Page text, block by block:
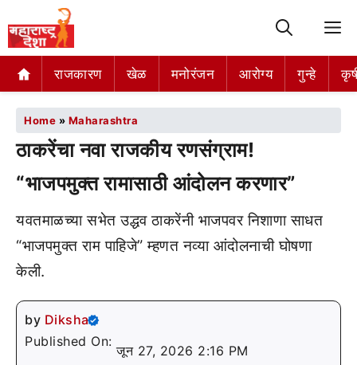
राजकारण खेळ मनोरंजन आरोग्य गुन्हे
Home » Maharashtra
ठाकरेंचा नवा राजकीय रणसंग्राम!
“भाजपमुक्त रामासाठी आंदोलन करणार”
यवतमाळच्या सभेत उद्धव ठाकरेंनी भाजपवर निशाणा साधत
“भाजपमुक्त राम पाहिजे” म्हणत नव्या आंदोलनाची घोषणा
केली.
by Diksha
Published On:
जून 27, 2026 2:16 PM